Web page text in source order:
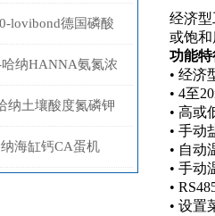
lovibond德国磷酸
纳HANNA氨氮浓
纳土壤酸度氮磷钾
海缸钙CA蛋机
经济
或饱
功能
• 经济
• 4至
• 高或
• 手动
• 自动
• 手动
•
• 设置